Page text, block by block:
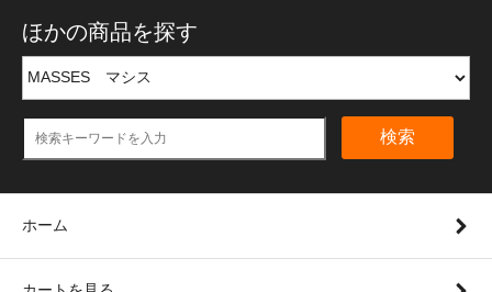
ほかの商品を探す
検索
ホーム